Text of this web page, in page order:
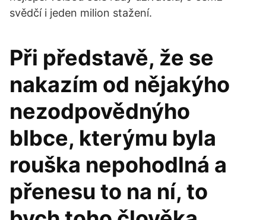
svědčí i jeden milion stažení.
Při představě, že se
nakazím od nějakýho
nezodpovědnýho
blbce, kterýmu byla
rouška nepohodlná a
přenesu to na ní, to